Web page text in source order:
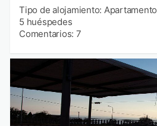
Tipo de alojamiento: Apartamento
5 huéspedes
Comentarios: 7